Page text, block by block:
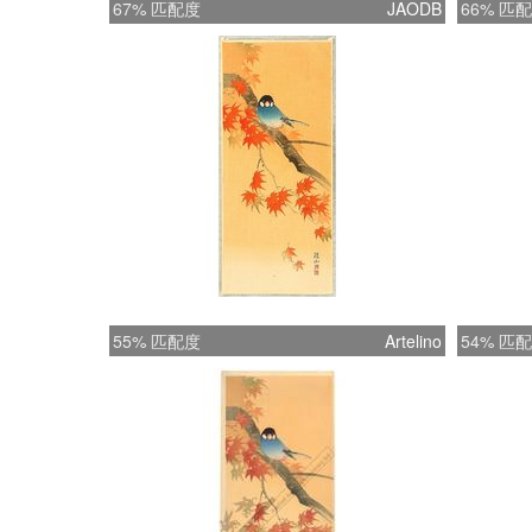
67% 匹配度 JAODB 66% 匹
55% 匹配度 Artelino 54% 匹